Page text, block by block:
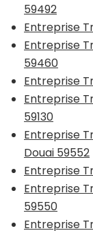
59492
Entreprise
Entreprise
59460
Entreprise
Entreprise
59130
Entreprise
Douai 59552
Entreprise
Entreprise
59550
Entreprise